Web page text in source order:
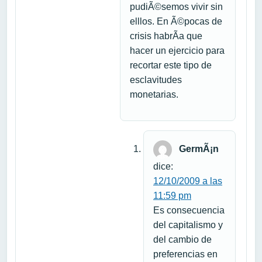
pudiÃ©semos vivir sin
elllos. En Ã©pocas de
crisis habrÃ­a que
hacer un ejercicio para
recortar este tipo de
esclavitudes
monetarias.
GermÃ¡n
dice:
12/10/2009 a las
11:59 pm
Es consecuencia
del capitalismo y
del cambio de
preferencias en